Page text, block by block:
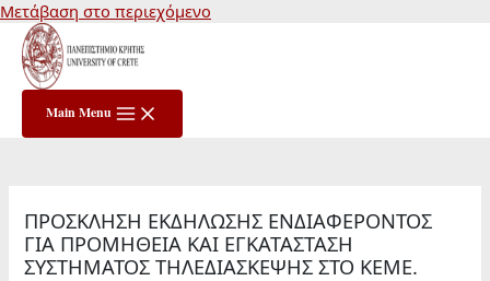
Μετάβαση στο περιεχόμενο
Main Menu
ΠΡΟΣΚΛΗΣΗ ΕΚΔΗΛΩΣΗΣ ΕΝΔΙΑΦΕΡΟΝΤΟΣ
ΓΙΑ ΠΡΟΜΗΘΕΙΑ ΚΑΙ ΕΓΚΑΤΑΣΤΑΣΗ
ΣΥΣΤΗΜΑΤΟΣ ΤΗΛΕΔΙΑΣΚΕΨΗΣ ΣΤΟ ΚΕΜΕ.